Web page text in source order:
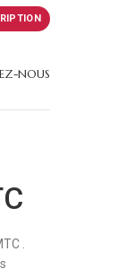
NOUS
.